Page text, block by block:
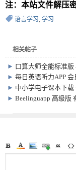
注：本站文件解压
语言学习, 学习
相关帖子
► 口算大师全能标准版
题神器
►每日英语听力APP 会
26.7.3
► 中小学电子课本下载
学智慧教育平台教材下
►Beelinguapp 高级版